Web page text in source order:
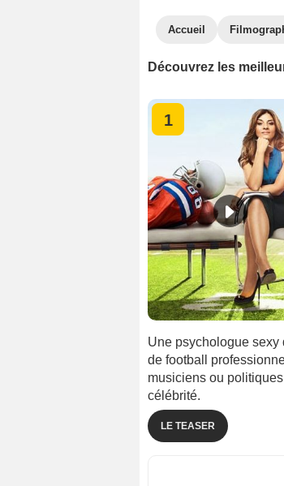
Accueil
Découvrez les
1
Une psychologue sexy
de football
musiciens ou
célébrité.
LE TEASER